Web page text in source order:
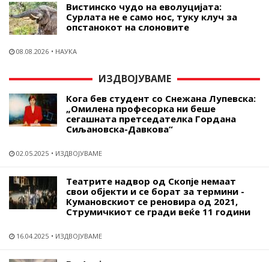
Вистинско чудо на еволуцијата:
Сурлата не е само нос, туку клуч за
опстанокот на слоновите
08.08.2026 НАУКА
ИЗДВОЈУВАМЕ
Кога бев студент со Снежана Лупевска:
„Омилена професорка ни беше
сегашната претседателка Гордана
Сиљановска-Давкова“
02.05.2025 ИЗДВОЈУВАМЕ
Театрите надвор од Скопје немаат
свои објекти и се борат за термини -
Кумановскиот се реновира од 2021,
Струмичкиот се гради веќе 11 години
16.04.2025 ИЗДВОЈУВАМЕ